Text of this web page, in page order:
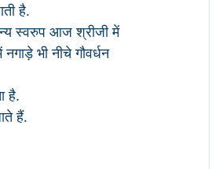
है.
स्वरुप आज श्रीजी में
भी नीचे गौवर्धन
है.
हैं.